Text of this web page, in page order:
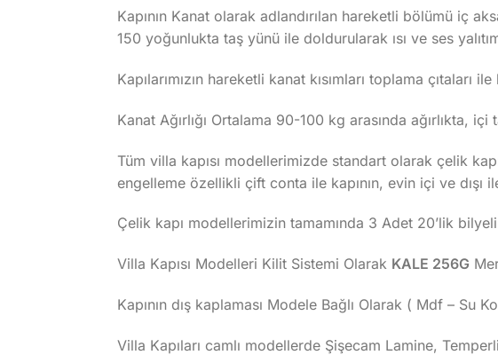
Kapının Kanat olarak adlandırılan hareketli bölümü iç
150 yoğunlukta taş yünü ile doldurularak ısı ve ses
Kapılarımızın hareketli kanat kısımları toplama çıtaları
Kanat Ağırlığı Ortalama 90-100 kg arasında ağırlıkta,
Tüm villa kapısı modellerimizde standart olarak çelik
engelleme özellikli çift conta ile kapının, evin içi ve dışı
Çelik kapı modellerimizin tamamında 3 Adet 20’lik
Villa Kapısı Modelleri Kilit Sistemi Olarak KALE 256G
Kapının dış kaplaması Modele Bağlı Olarak ( Mdf –
Villa Kapıları camlı modellerde Şişecam Lamine,